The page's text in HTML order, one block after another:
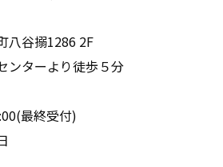
八谷搦1286 2F
ンターより徒歩５分
最終受付)